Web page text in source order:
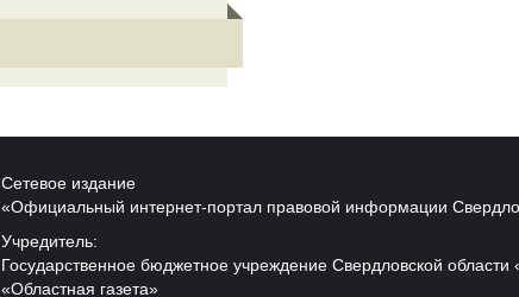
Сетевое издание
«Официальный интернет-портал правовой информации
Учредитель:
Государственное бюджетное учреждение Свердловской области
«Областная газета»